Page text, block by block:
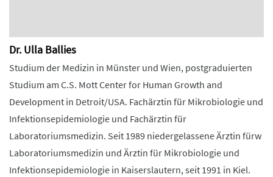
Dr. Ulla Ballies
Studium der Medizin in Münster und Wien, postgraduierten
Studium am C.S. Mott Center for Human Growth and
Development in Detroit/USA. Fachärztin für Mikrobiologie und
Infektionsepidemiologie und Fachärztin für
Laboratoriumsmedizin. Seit 1989 niedergelassene Ärztin fürw
Laboratoriumsmedizin und Ärztin für Mikrobiologie und
Infektionsepidemiologie in Kaiserslautern, seit 1991 in Kiel.